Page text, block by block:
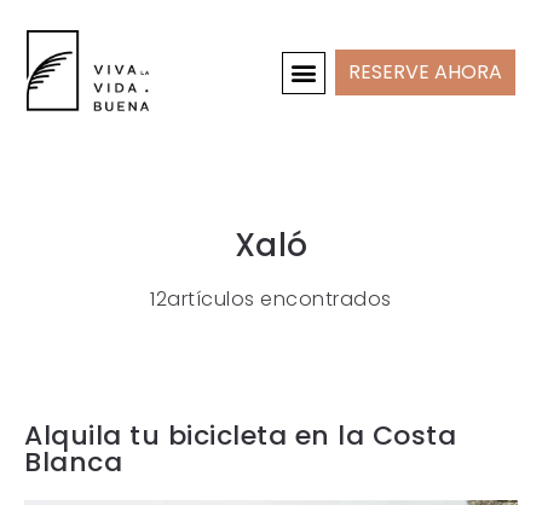
RESERVE AHORA
Xaló
12artículos encontrados
Alquila tu bicicleta en la Costa
Blanca